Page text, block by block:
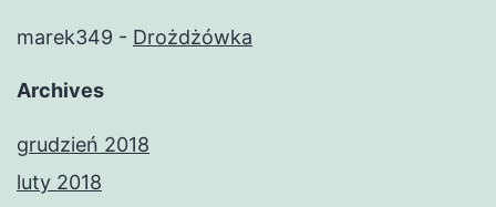
marek349 - Drożdżówka
Archives
grudzień 2018
luty 2018